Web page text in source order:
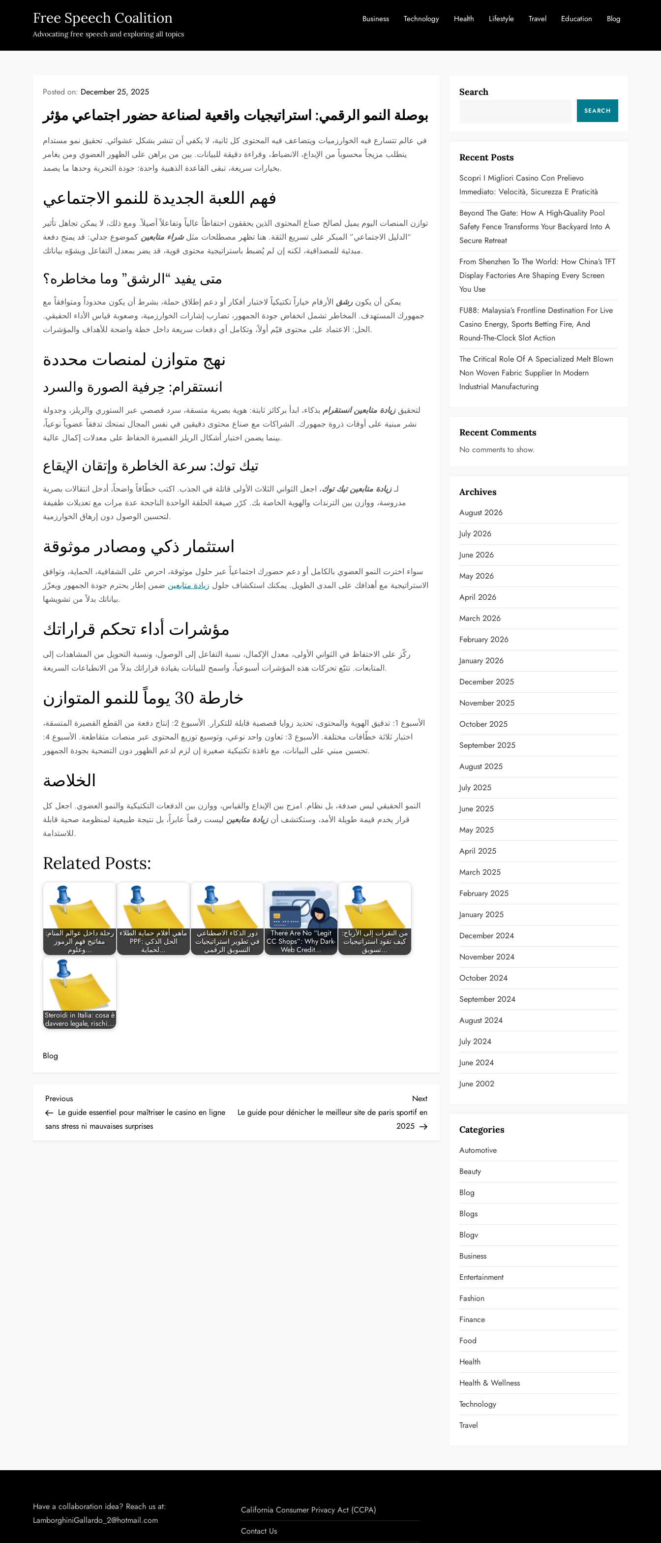
Free Speech Coalition
Advocating free speech and exploring all topics
Business Technology Health Lifestyle Travel Education Blog
Posted on: December 25, 2025
بوصلة النمو الرقمي: استراتيجيات واقعية لصناعة حضور اجتماعي مؤثر
في عالم تتسارع فيه الخوارزميات ويتضاعف فيه المحتوى كل ثانية، لا يكفي أن تنشر بشكل عشوائي. تحقيق نمو مستدام
يتطلب مزيجاً محسوباً من الإبداع، الانضباط، وقراءة دقيقة للبيانات. بين من يراهن على الظهور العضوي ومن يغامر
بخيارات سريعة، تبقى القاعدة الذهبية واحدة: جودة التجربة وحدها ما يصمد.
فهم اللعبة الجديدة للنمو الاجتماعي
توازن المنصات اليوم يميل لصالح صناع المحتوى الذين يحققون احتفاظاً عالياً وتفاعلاً أصيلاً. ومع ذلك، لا يمكن تجاهل تأثير
“الدليل الاجتماعي” المبكر على تسريع الثقة. هنا تظهر مصطلحات مثلشراء متابعين كموضوع جدلي: قد يمنح دفعة
مبدئية للمصداقية، لكنه إن لم يُضبط باستراتيجية محتوى قوية، قد يضر بمعدل التفاعل ويشوّه بياناتك.
متى يفيد “الرشق” وما مخاطره؟
يمكن أن يكون رشقالأرقام خياراً تكتيكياً لاختبار أفكار أو دعم إطلاق حملة، بشرط أن يكون محدوداً ومتوافقاً مع
جمهورك المستهدف. المخاطر تشمل انخفاض جودة الجمهور، تضارب إشارات الخوارزمية، وصعوبة قياس الأداء الحقيقي.
الحل: الاعتماد على محتوى قيّم أولاً، وتكامل أي دفعات سريعة داخل خطة واضحة للأهداف والمؤشرات.
نهج متوازن لمنصات محددة
انستقرام: حِرفية الصورة والسرد
لتحقيقزيادة متابعين انستقرام بذكاء، ابدأ بركائز ثابتة: هوية بصرية متسقة، سرد قصصي عبر الستوري والريلز، وجدولة
نشر مبنية على أوقات ذروة جمهورك. الشراكات مع صناع محتوى دقيقين في نفس المجال تمنحك تدفقاً عضوياً نوعياً،
بينما يضمن اختبار أشكال الريلز القصيرة الحفاظ على معدلات إكمال عالية.
تيك توك: سرعة الخاطرة وإتقان الإيقاع
لـزيادة متابعين تيك توك، اجعل الثواني الثلاث الأولى قاتلة في الجذب. اكتب خطّافاً واضحاً، أدخل انتقالات بصرية
مدروسة، ووازن بين الترندات والهوية الخاصة بك. كرّر صيغة الحلقة الواحدة الناجحة عدة مرات مع تعديلات طفيفة
لتحسين الوصول دون إرهاق الخوارزمية.
استثمار ذكي ومصادر موثوقة
سواء اخترت النمو العضوي بالكامل أو دعم حضورك اجتماعياً عبر حلول موثوقة، احرص على الشفافية، الحماية، وتوافق
الاستراتيجية مع أهدافك على المدى الطويل. يمكنك استكشاف حلول زيادة متابعين ضمن إطار يحترم جودة الجمهور ويعزّز
بياناتك بدلاً من تشويشها.
مؤشرات أداء تحكم قراراتك
ركّز على الاحتفاظ في الثواني الأولى، معدل الإكمال، نسبة التفاعل إلى الوصول، ونسبة التحويل من المشاهدات إلى
المتابعات. تتبّع تحركات هذه المؤشرات أسبوعياً، واسمح للبيانات بقيادة قراراتك بدلاً من الانطباعات السريعة.
خارطة 30 يوماً للنمو المتوازن
الأسبوع 1: تدقيق الهوية والمحتوى، تحديد زوايا قصصية قابلة للتكرار. الأسبوع 2: إنتاج دفعة من القطع القصيرة المتسقة،
اختبار ثلاثة خطّافات مختلفة. الأسبوع 3: تعاون واحد نوعي، وتوسيع توزيع المحتوى عبر منصات متقاطعة. الأسبوع 4:
تحسين مبني على البيانات، مع نافذة تكتيكية صغيرة إن لزم لدعم الظهور دون التضحية بجودة الجمهور.
الخلاصة
النمو الحقيقي ليس صدفة، بل نظام. امزج بين الإبداع والقياس، ووازن بين الدفعات التكتيكية والنمو العضوي. اجعل كل
قرار يخدم قيمة طويلة الأمد، وستكتشف أنزيادة متابعين ليست رقماً عابراً، بل نتيجة طبيعية لمنظومة صحية قابلة
للاستدامة.
Related Posts:
رحلة داخل عوالم المنام:
مفاتيح فهم الرموز
وعلوم…
ماهي أفلام حماية الطلاء
PPF: الحل الذكي
لحماية…
دور الذكاء الاصطناعي
في تطوير استراتيجيات
التسويق الرقمي
There Are No “Legit
CC Shops”: Why Dark-
Web Credit…
من النقرات إلى الأرباح:
كيف تقود استراتيجيات
تسويق…
Steroidi in Italia: cosa è
davvero legale, rischi…
Blog
P
o
Previous
Post
Previous
Le guide essentiel pour maîtriser le casino en ligne
sans stress ni mauvaises surprises
Next
Post
Next
Le guide pour dénicher le meilleur site de paris sportif en
2025
Search
SEARCH
Recent Posts
Scopri I Migliori Casino Con Prelievo
Immediato: Velocità, Sicurezza E Praticità
Beyond The Gate: How A High-Quality Pool
Safety Fence Transforms Your Backyard Into A
Secure Retreat
From Shenzhen To The World: How China’s TFT
Display Factories Are Shaping Every Screen
You Use
FU88: Malaysia’s Frontline Destination For Live
Casino Energy, Sports Betting Fire, And
Round‑the‑Clock Slot Action
The Critical Role Of A Specialized Melt Blown
Non Woven Fabric Supplier In Modern
Industrial Manufacturing
Recent Comments
No comments to show.
Archives
August 2026
July 2026
June 2026
May 2026
April 2026
March 2026
February 2026
January 2026
December 2025
November 2025
October 2025
September 2025
August 2025
July 2025
June 2025
May 2025
April 2025
March 2025
February 2025
January 2025
December 2024
November 2024
October 2024
September 2024
August 2024
July 2024
June 2024
June 2002
Categories
Automotive
Beauty
Blog
Blogs
Blogv
Business
Entertainment
Fashion
Finance
Food
Health
Health & Wellness
Technology
Travel
Have a collaboration idea? Reach us at:
LamborghiniGallardo_2@hotmail.com
California Consumer Privacy Act (CCPA)
Contact Us